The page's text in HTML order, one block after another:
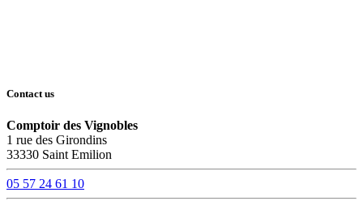
Contact us
Comptoir des Vignobles
1 rue des Girondins
33330 Saint Emilion
05 57 24 61 10